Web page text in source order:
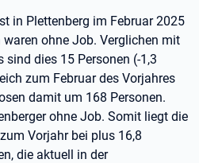
in Plettenberg im Februar 2025
ohne Job. Verglichen mit
dies 15 Personen (-1,3
zum Februar des Vorjahres
damit um 168 Personen.
ohne Job. Somit liegt die
Vorjahr bei plus 16,8
die aktuell in der